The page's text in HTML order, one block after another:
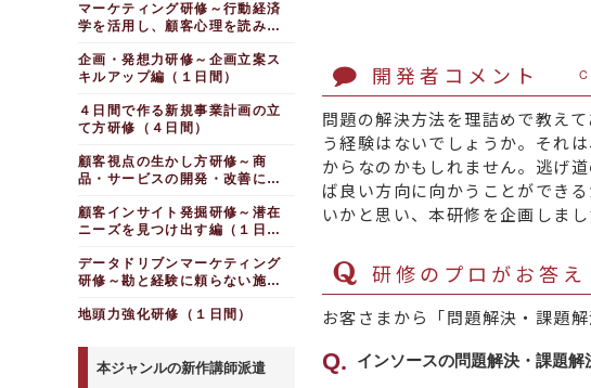
開発者コメント
問題の解決方法を理詰めで教え
う経験はないでしょうか。それ
からなのかもしれません。逃げ
ば良い方向に向かうことができ
いかと思い、本研修を企画しまし
研修のプロがお答
お客さまから「問題解決・課題
インソースの問題解決・課題
マーケティング研修～行動経済
学を活用し、顧客心理を読み解
企画・発想力研修～企画立案ス
キルアップ編（１日間）
４日間で作る新規事業計画の立
て方研修（４日間）
顧客視点の生かし方研修～商
品・サービスの開発・改善につ
顧客インサイト発掘研修～潜在
ニーズを見つけ出す編（１日
データドリブンマーケティング
研修～勘と経験に頼らない施策
地頭力強化研修（１日間）
本ジャンルの新作講師派遣